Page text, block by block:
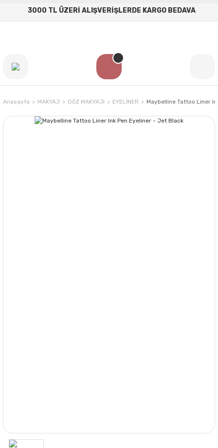
3000 TL ÜZERİ ALIŞVERİŞLERDE KARGO BEDAVA
Anasayfa MAKYAJ GÖZ MAKYAJI EYELİNER Maybelline Tattoo Liner